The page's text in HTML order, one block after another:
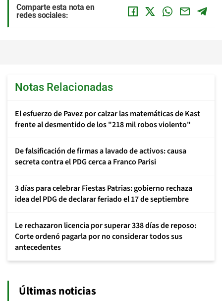
Comparte esta nota en
redes sociales:
Notas Relacionadas
El esfuerzo de Pavez por calzar las matemáticas de Kast
frente al desmentido de los "218 mil robos violento"
De falsificación de firmas a lavado de activos: causa
secreta contra el PDG cerca a Franco Parisi
3 días para celebrar Fiestas Patrias: gobierno rechaza
idea del PDG de declarar feriado el 17 de septiembre
Le rechazaron licencia por superar 338 días de reposo:
Corte ordenó pagarla por no considerar todos sus
antecedentes
Últimas noticias